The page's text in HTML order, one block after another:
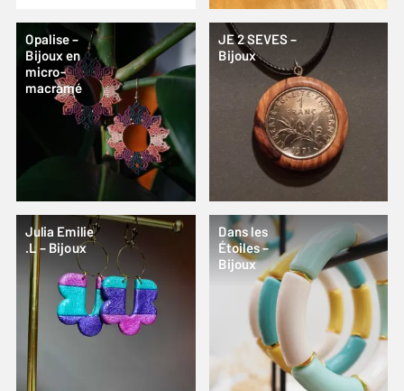
Opalise –
Bijoux en
micro-
macramé
JE 2 SEVES –
Bijoux
Julia Emilie
.L – Bijoux
Dans les
Étoiles –
Bijoux